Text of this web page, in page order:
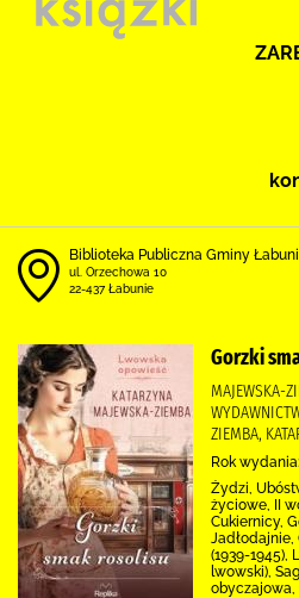
Biblioteka Publiczna Gminy
ul. Orzechowa 10
22-437 Łabunie
Gorzki
MAJEWSKA-
ZIEMBA,
Rok
Żydzi,
życiowe, II
Cukiernicy,
Jadłodajnie,
(1939-1945),
lwowski),
obyczajowa,